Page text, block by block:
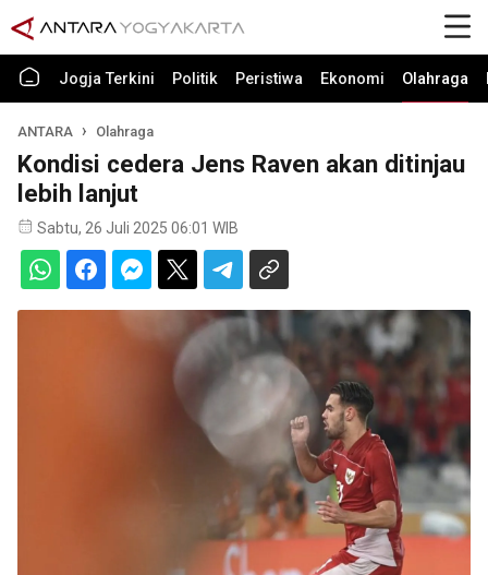
Jogja Terkini Politik Peristiwa Ekonomi Olahraga
ANTARA Olahraga
Kondisi cedera Jens Raven akan ditinjau
lebih lanjut
Sabtu, 26 Juli 2025 06:01 WIB